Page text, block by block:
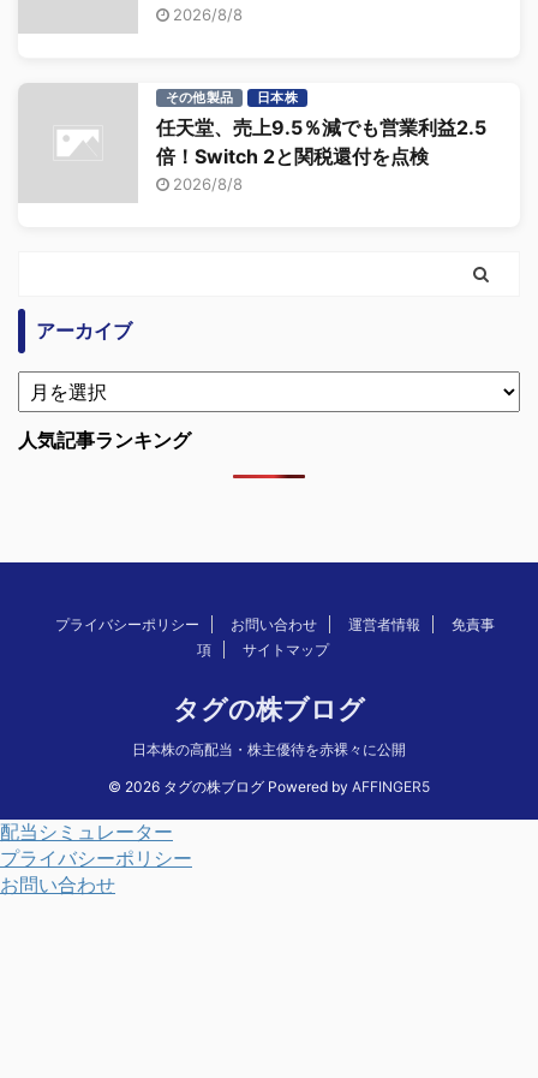
2026/8/8
その他製品 日本株
任天堂、売上9.5％減でも営業利益2.5
倍！Switch 2と関税還付を点検
2026/8/8
アーカイブ
人気記事ランキング
プライバシーポリシー お問い合わせ 運営者情報
免責事
項
サイトマップ
タグの株ブログ
日本株の高配当・株主優待を赤裸々に公開
© 2026 タグの株ブログ Powered by AFFINGER5
配当シミュレーター
プライバシーポリシー
お問い合わせ